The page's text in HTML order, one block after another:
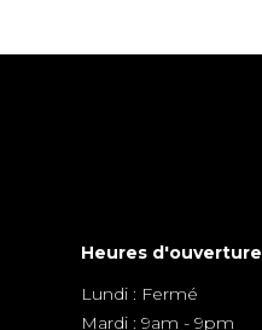
Heures d'ouverture
Lundi : Fermé
Mardi : 9am - 9pm